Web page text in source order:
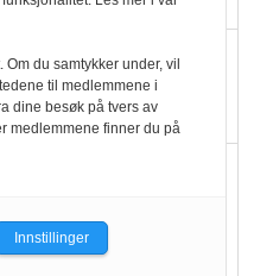
sliter
tak i nok melk
Er markedet
du samtykker under, vil
til medlemmene i
dine besøk på tvers av
medlemmene finner du på
Innstillinger